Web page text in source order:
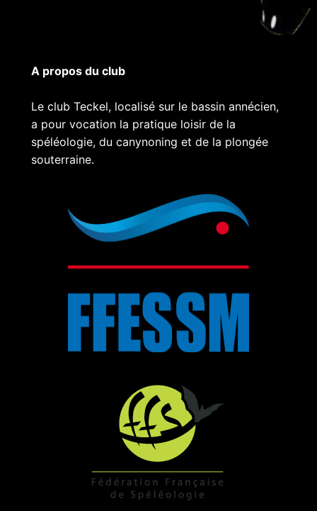
A propos du club
Le club Teckel, localisé sur le bassin annécien,
a pour vocation la pratique loisir de la
spéléologie, du canynoning et de la plongée
souterraine.